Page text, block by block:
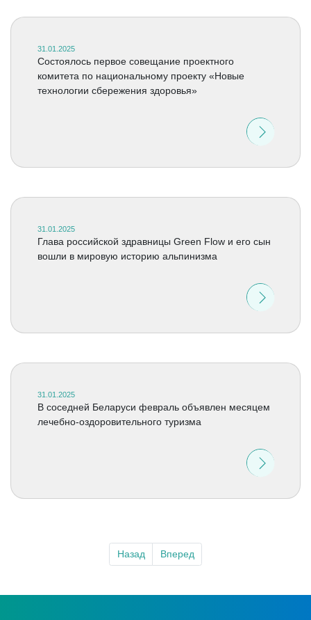
31.01.2025
Состоялось первое совещание проектного
комитета по национальному проекту «Новые
технологии сбережения здоровья»
31.01.2025
Глава российской здравницы Green Flow и его сын
вошли в мировую историю альпинизма
31.01.2025
В соседней Беларуси февраль объявлен месяцем
лечебно-оздоровительного туризма
Назад Вперед